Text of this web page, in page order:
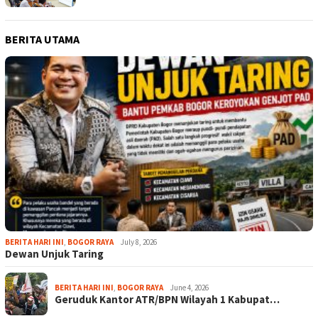
BERITA UTAMA
BERITA HARI INI, BOGOR RAYA July 8, 2026
Dewan Unjuk Taring
BERITA HARI INI, BOGOR RAYA June 4, 2026
Geruduk Kantor ATR/BPN Wilayah 1 Kabupat…